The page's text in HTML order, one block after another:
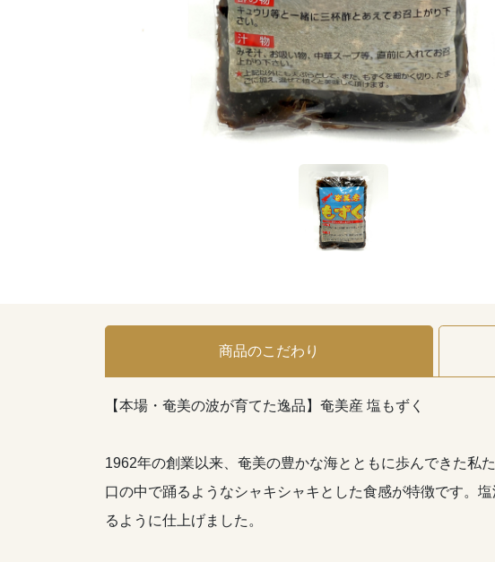
商品のこだわり
【本場・奄美の波が育てた逸品】奄美産 塩もずく
1962年の創業以来、奄美の豊かな海とともに歩んできた私
口の中で踊るようなシャキシャキとした食感が特徴です。
るように仕上げました。